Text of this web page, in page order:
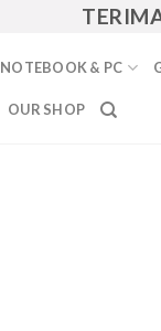
TERIMA
NOTEBOOK & PC
OUR SHOP